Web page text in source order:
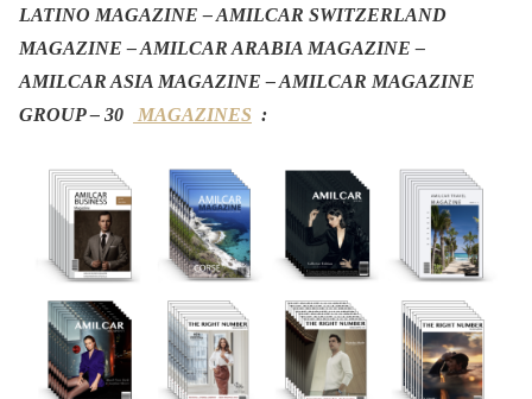
LATINO MAGAZINE – AMILCAR SWITZERLAND
MAGAZINE – AMILCAR ARABIA MAGAZINE –
AMILCAR ASIA MAGAZINE – AMILCAR MAGAZINE
GROUP – 30
MAGAZINES :